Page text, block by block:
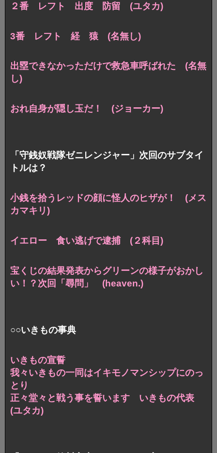
２番 レフト 出度 防留 (ユタカ)
3番 レフト 経 猿 (名無し)
出塁できなかっただけで救急車呼ばれた (名無
し)
おれ自身が隠し玉だ！ (ジョーカー)
「守銭奴戦隊ゼニレンジャー」次回のサブタイ
トルは？
小銭を拾うレッドの顔に怪人のヒザが！ (メス
カマキリ)
イエロー 食い逃げで逮捕 (２科目)
宝くじの結果発表からグリーンの様子がおかし
い！？次回「尋問」 (heaven.)
○○いきもの事典
いきもの宣誓
我々いきもの一同はイキモノマンシップにのっ
とり
正々堂々と戦う事を誓います いきもの代表
(ユタカ)